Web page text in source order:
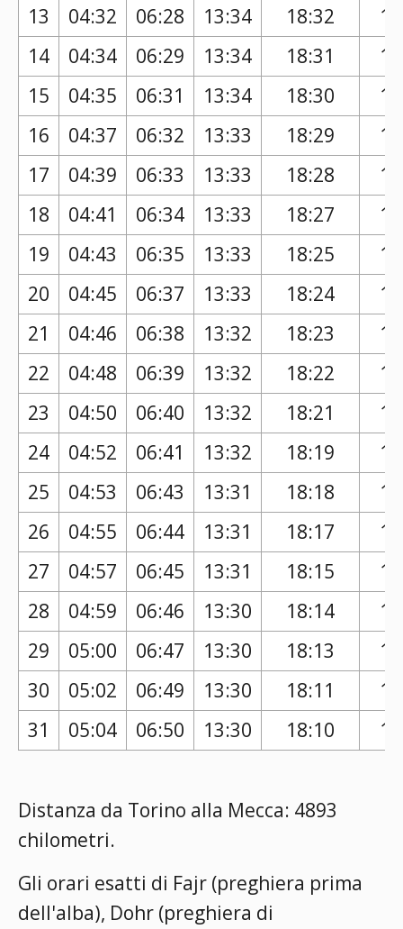
13 04:32 06:28 13:34 18:32
14
04:34 06:29 13:34 18:31
15
04:35 06:31 13:34 18:30
16
04:37 06:32 13:33 18:29
17
04:39 06:33 13:33 18:28
18
04:41 06:34 13:33 18:27
19
04:43 06:35 13:33 18:25
20
04:45 06:37 13:33 18:24
21
04:46 06:38 13:32 18:23
22
04:48 06:39 13:32 18:22
23
04:50 06:40 13:32 18:21
24
04:52 06:41 13:32 18:19
25
04:53 06:43 13:31 18:18
26
04:55 06:44 13:31 18:17
27
04:57 06:45 13:31 18:15
28
04:59 06:46 13:30 18:14
29
05:00 06:47 13:30 18:13
30
05:02 06:49 13:30 18:11
31
05:04 06:50 13:30 18:10
Distanza da Torino alla Mecca: 4893
chilometri.
Gli orari esatti di Fajr (preghiera prima
dell'alba), Dohr (preghiera di